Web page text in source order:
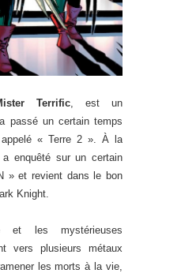
Terrific , est un
passé un certain temps
« Terre 2 ». À la
enquêté sur un certain
» et revient dans le bon
Knight.
et les mystérieuses
vers plusieurs métaux
les morts à la vie,